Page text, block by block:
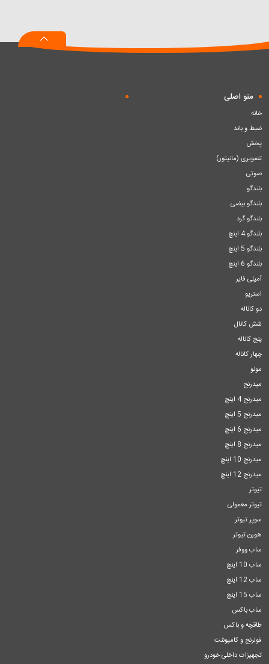
سبد
منو اصلی
خانه
ضبط و باند
پخش
تصویری (مانیتور)
صوتی
بلندگو
بلندگو بیضی
بلندگو گرد
بلندگو 4 اینچ
بلندگو 5 اینچ
بلندگو 6 اینچ
آمپلی فایر
استریو
دو کاناله
شش کانال
پنج کاناله
چهار کاناله
مونو
میدرنج
میدرنج 4 اینچ
میدرنج 5 اینچ
میدرنج 6 اینچ
میدرنج 8 اینچ
میدرنج 10 اینچ
میدرنج 12 اینچ
تیوتر
تیوتر معمولی
سوپر تیوتر
هورن تیوتر
ساب ووفر
ساب 10 اینچ
ساب 12 اینچ
ساب 15 اینچ
ساب باکس
طاقچه و باکس
فولرنج و کامپوننت
تجهیزات داخلی خودرو